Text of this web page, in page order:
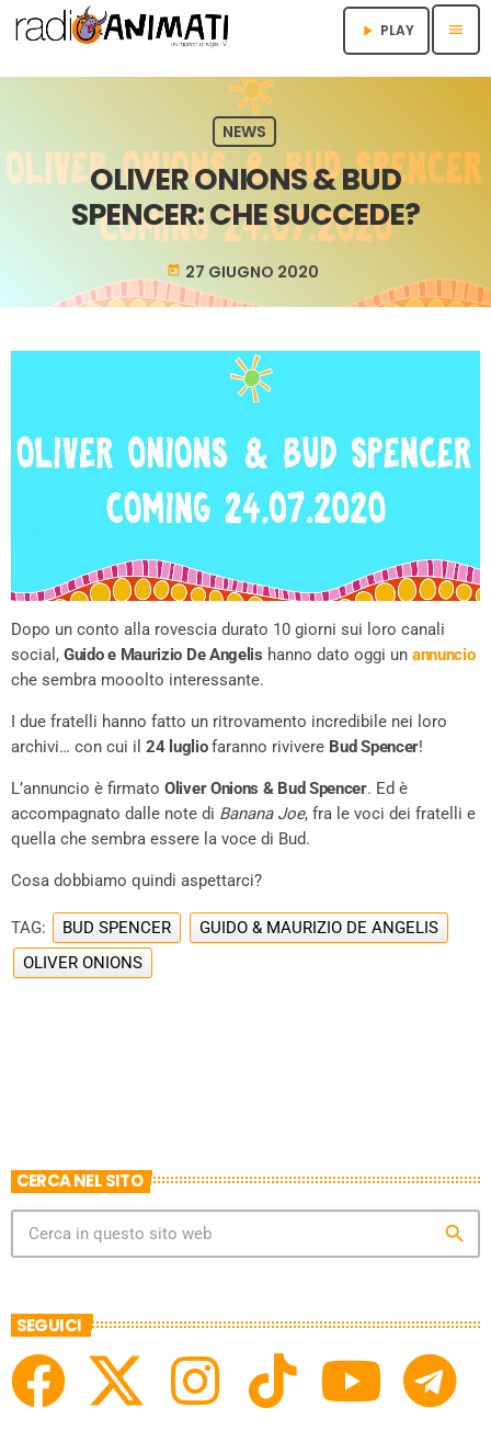
play_arrow PLAY menu
NEWS
OLIVER ONIONS & BUD
SPENCER: CHE SUCCEDE?
today 27 GIUGNO 2020
Dopo un conto alla rovescia durato 10 giorni sui loro canali
social, Guido e Maurizio De Angelis hanno dato oggi un annuncio
che sembra mooolto interessante.
I due fratelli hanno fatto un ritrovamento incredibile nei loro
archivi… con cui il 24 lugliofaranno rivivere Bud Spencer!
L’annuncio è firmato Oliver Onions & Bud Spencer. Ed è
accompagnato dalle note di Banana Joe, fra le voci dei fratelli e
quella che sembra essere la voce di Bud.
Cosa dobbiamo quindi aspettarci?
TAG: BUD SPENCER
GUIDO & MAURIZIO DE ANGELIS
OLIVER ONIONS
CERCA NEL SITO
search
SEGUICI